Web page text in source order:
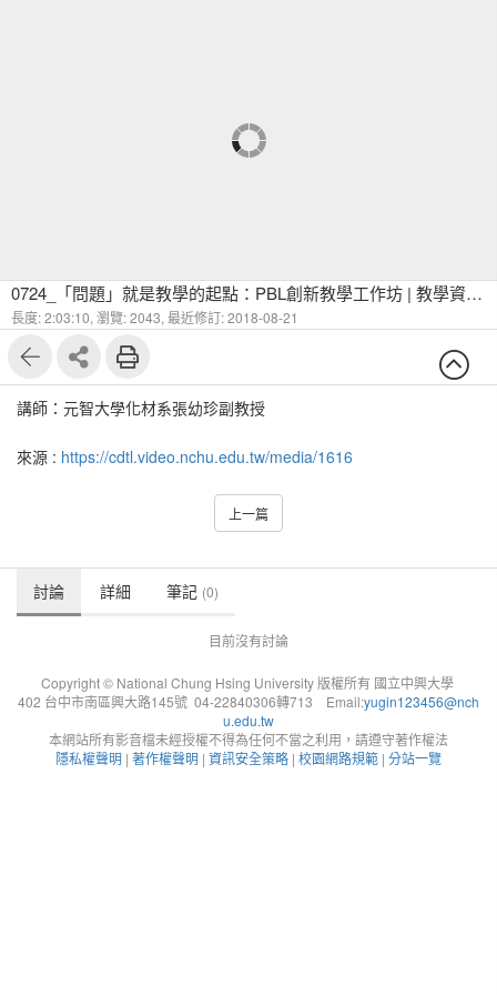
0724_「問題」就是教學的起點：PBL創新教學工作坊 | 教學資源暨發展中心
長度: 2:03:10, 瀏覽: 2043, 最近修訂: 2018-08-21
講師：元智大學化材系張幼珍副教授
來源 : https://cdtl.video.nchu.edu.tw/media/1616
上一篇
討論 詳細 筆記 (0)
目前沒有討論
Copyright © National Chung Hsing University 版權所有 國立中興大學
402 台中市南區興大路145號 04-22840306轉713 Email:yugin123456@nch
u.edu.tw
本網站所有影音檔未經授權不得為任何不當之利用，請遵守著作權法
隱私權聲明 | 著作權聲明 | 資訊安全策略 | 校園網路規範 | 分站一覽